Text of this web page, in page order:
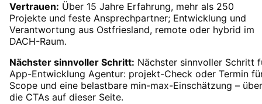
Vertrauen: Über 15 Jahre Erfahrung, mehr als 250
Projekte und feste Ansprechpartner; Entwicklung und
Verantwortung aus Ostfriesland, remote oder hybrid im
DACH-Raum.
Nächster sinnvoller Schritt: Nächster sinnvoller Schritt
App-Entwicklung Agentur: projekt-Check oder Termin
Scope und eine belastbare min-max-Einschätzung – über
die CTAs auf dieser Seite.